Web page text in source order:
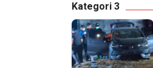
Kategori 3